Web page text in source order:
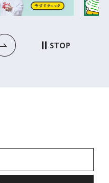
ドを表示 次のスライドを表
STOP